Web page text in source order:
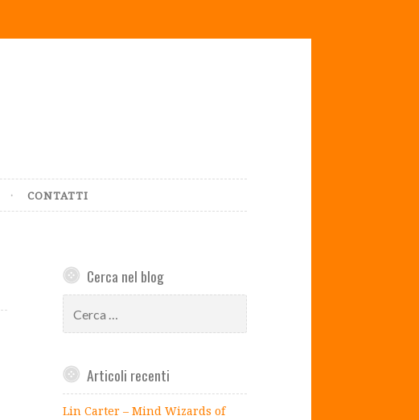
CONTATTI
Cerca nel blog
per:
Articoli recenti
Lin Carter – Mind Wizards of